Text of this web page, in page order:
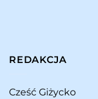
REDAKCJA
Cześć Giżycko